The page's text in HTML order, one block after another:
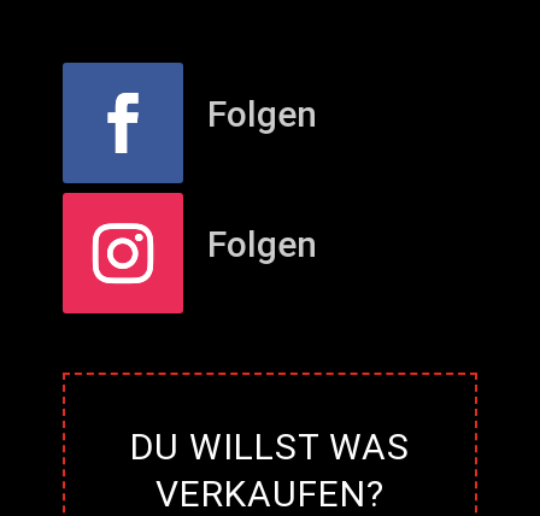
Folgen
Folgen
DU WILLST WAS
VERKAUFEN?